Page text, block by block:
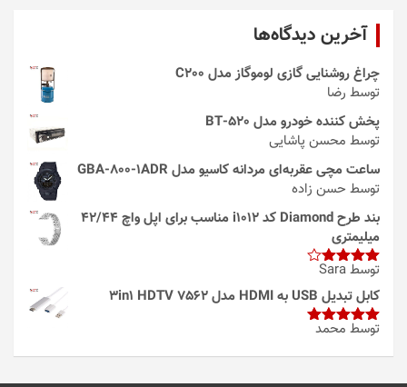
آخرین دیدگاه‌ها
چراغ روشنایی گازی لوموگاز مدل C200
توسط رضا
پخش کننده خودرو مدل 520-BT
توسط محسن پاشایی
ساعت مچی عقربه‌ای مردانه کاسیو مدل GBA-800-1ADR
توسط حسن زاده
بند طرح Diamond کد i1012 مناسب برای اپل واچ 42/44
میلیمتری
امتیاز4
از 5
توسط Sara
کابل تبدیل USB به HDMI مدل 3in1 HDTV 7562
امتیاز5از
توسط محمد